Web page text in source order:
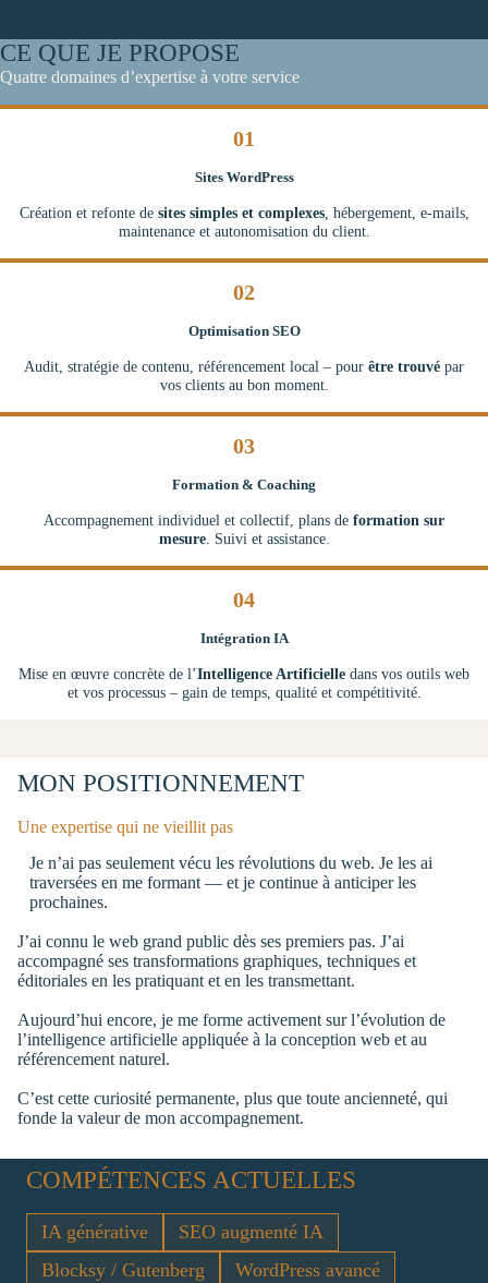
CE QUE JE PROPOSE
Quatre domaines d’expertise à votre service
01
Sites WordPress
Création et refonte de sites simples et complexes, hébergement, e-mails,
maintenance et autonomisation du client.
02
Optimisation SEO
Audit, stratégie de contenu, référencement local – pour être trouvé par
vos clients au bon moment.
03
Formation & Coaching
Accompagnement individuel et collectif, plans de formation sur
mesure. Suivi et assistance.
04
Intégration IA
Mise en œuvre concrète de l’Intelligence Artificielle dans vos outils web
et vos processus – gain de temps, qualité et compétitivité.
MON POSITIONNEMENT
Une expertise qui ne vieillit pas
Je n’ai pas seulement vécu les révolutions du web. Je les ai
traversées en me formant — et je continue à anticiper les
prochaines.
J’ai connu le web grand public dès ses premiers pas. J’ai
accompagné ses transformations graphiques, techniques et
éditoriales en les pratiquant et en les transmettant.
Aujourd’hui encore, je me forme activement sur l’évolution de
l’intelligence artificielle appliquée à la conception web et au
référencement naturel.
C’est cette curiosité permanente, plus que toute ancienneté, qui
fonde la valeur de mon accompagnement.
COMPÉTENCES ACTUELLES
IA générative
SEO augmenté IA
Blocksy / Gutenberg
WordPress avancé